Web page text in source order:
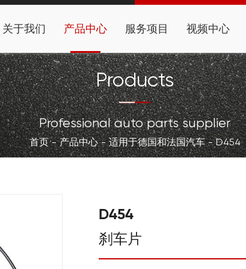
关于我们 产品中心 服务项目 视频中心
Products
Professional auto parts supplier
首页 产品中心 适用于德国和法国汽车 D454
D454
刹车片